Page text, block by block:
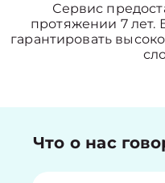
Сервис
протяжении 7 лет.
гарантировать
Что о нас